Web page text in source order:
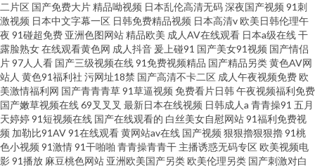
二片区 国产免费大片精品呦视频 日本乱伦高清无码深夜国产视频 91刺
激视频 日本中文字幕一区 日韩免费精品视频 日本高清v 欧美日韩伦理午
夜 91碰超免费 亚洲色图网站精品欧美 成人AV在线观看 日本a级在线干
露脸熟女在线观看黄色网 成人抖音 爰上碰91 国产美女91视频 国产情侣
片97人人看 国产三级视频在线91免费视频精品 国产精品另类黄色AV网
站人 黄色91福利社 污网址18禁 国产高清不卡二区 成人午夜视频免费 欧
美激情福利网 国产青青青草91草逼视频 免费看片日韩午夜视频福利免费
国产嫩草视频在线69叉叉叉 最新日本在线视频 日韩成人a 青青操91 五月
天婷婷91短视频在线 国产在线观看的 白丝美女自慰网站91福利免费视
频 加勒比91AV91在线观看黄网站av在线 国产视频 狠狠擼狠狠擼91桃
色小视频 91激情91干啪啪 青青操青青干 主播诱惑无码专区 欧美视频电
影91播放 麻豆桃色网站 亚洲欧美国产另类 欧美伦理另类 国产刺激对白